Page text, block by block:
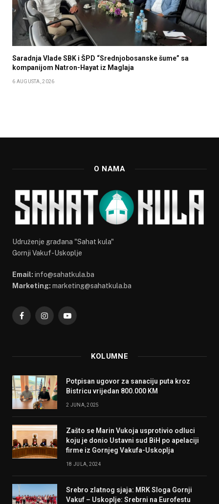
Saradnja Vlade SBK i ŠPD “Srednjobosanske šume” sa
kompanijom Natron-Hayat iz Maglaja
6 AUGUSTA, 2026
O NAMA
Udruženje građana "Sahat kula"
Gornji Vakuf-Uskoplje
Email: info@sahatkula.ba
Marketing: marketing@sahatkula.ba
FacebookInstagramYouTube
KOLUMNE
Potpisan ugovor za sanaciju puta kroz
Bistricu vrijedan 800.000 KM
2 JUNA, 2025
Zašto se Marin Vukoja usprotivio odluci
koju je donio Ustavni sud BiH po apelaciji
firme iz Gornjeg Vakufa-Uskoplja
18 JULA, 2024
Srebro zlatnog sjaja: MRK Sloga Gornji
Vakuf – Uskoplje: Srebrni na Eurofestu